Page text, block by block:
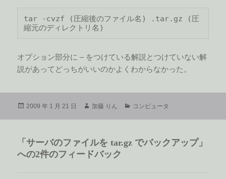
tar -cvzf (圧縮後のファイル名) .tar.gz (圧
縮元のディレクトリ名)
オプション部分に – をつけている解説とつけていない解
説があってどっちがいいのかよくわからなかった。
投
2009 年 1 月 21 日
作
加藤 りん
カ
ー
コンピュータ
「サーバのファイルを tar.gz でバックアップ」
への2件のフィードバック